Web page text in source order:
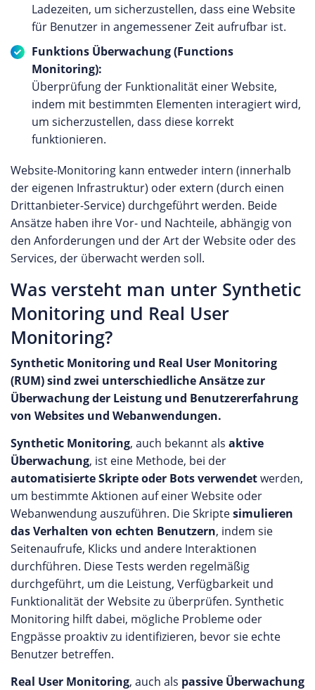
Ladezeiten, um sicherzustellen, dass eine Website
für Benutzer in angemessener Zeit aufrufbar ist.
Funktions Überwachung (Functions
Monitoring):
Überprüfung der Funktionalität einer Website,
indem mit bestimmten Elementen interagiert wird,
um sicherzustellen, dass diese korrekt
funktionieren.
Website-Monitoring kann entweder intern (innerhalb
der eigenen Infrastruktur) oder extern (durch einen
Drittanbieter-Service) durchgeführt werden. Beide
Ansätze haben ihre Vor- und Nachteile, abhängig von
den Anforderungen und der Art der Website oder des
Services, der überwacht werden soll.
Was versteht man unter Synthetic
Monitoring und Real User
Monitoring?
Synthetic Monitoring und Real User Monitoring
(RUM) sind zwei unterschiedliche Ansätze zur
Überwachung der Leistung und Benutzererfahrung
von Websites und Webanwendungen.
Synthetic Monitoring, auch bekannt als aktive
Überwachung, ist eine Methode, bei der
automatisierte Skripte oder Bots verwendetwerden,
um bestimmte Aktionen auf einer Website oder
Webanwendung auszuführen. Die Skriptesimulieren
das Verhalten von echten Benutzern, indem sie
Seitenaufrufe, Klicks und andere Interaktionen
durchführen. Diese Tests werden regelmäßig
durchgeführt, um die Leistung, Verfügbarkeit und
Funktionalität der Website zu überprüfen. Synthetic
Monitoring hilft dabei, mögliche Probleme oder
Engpässe proaktiv zu identifizieren, bevor sie echte
Benutzer betreffen.
Real User Monitoring, auch als passive Überwachung